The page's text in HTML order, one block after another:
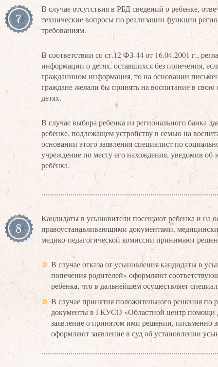
7
В случае отсутствия в РБД сведений о ребенке,
технические вопросы по реализации функции
требованиям.
В соответствии со ст.12 ФЗ-44 от 16.04.2001 г.,
информации о детях, оставшихся без попечения,
гражданином информация, то на основании
граждане желали бы принять на воспитание в
детях.
В случае выбора ребенка из регионального банка
ребенке, подлежащем устройству в семью на
основании этого заявления специалист по
учреждение по месту его нахождения, уведомив об
ребёнка.
8
Кандидаты в усыновители посещают ребенка и на
правоустанавливающими документами,
медико-педагогической комиссии принимают
В случае отказа от усыновления кандидаты в
попечения родителей» оформляют
ребенка, что в дальнейшем осуществляет
В случае принятия положительного решения по
документы в ГКУСО «Областной центр помощи
заявление о принятом ими решении, письменно
оформляют заявление в суд об установлении